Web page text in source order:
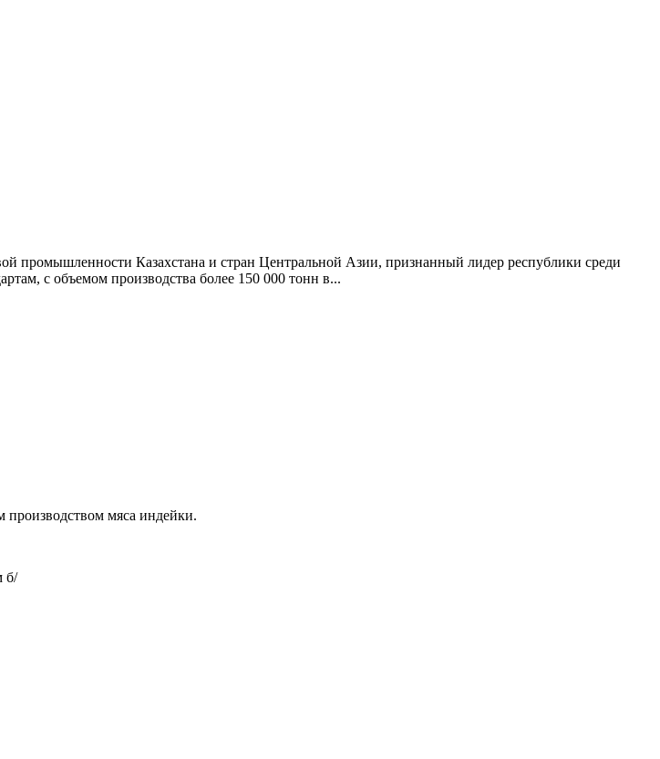
промышленности Казахстана и стран Центральной Азии, признанный лидер республики среди
с объемом производства более 150 000 тонн в...
мяса индейки.
б/